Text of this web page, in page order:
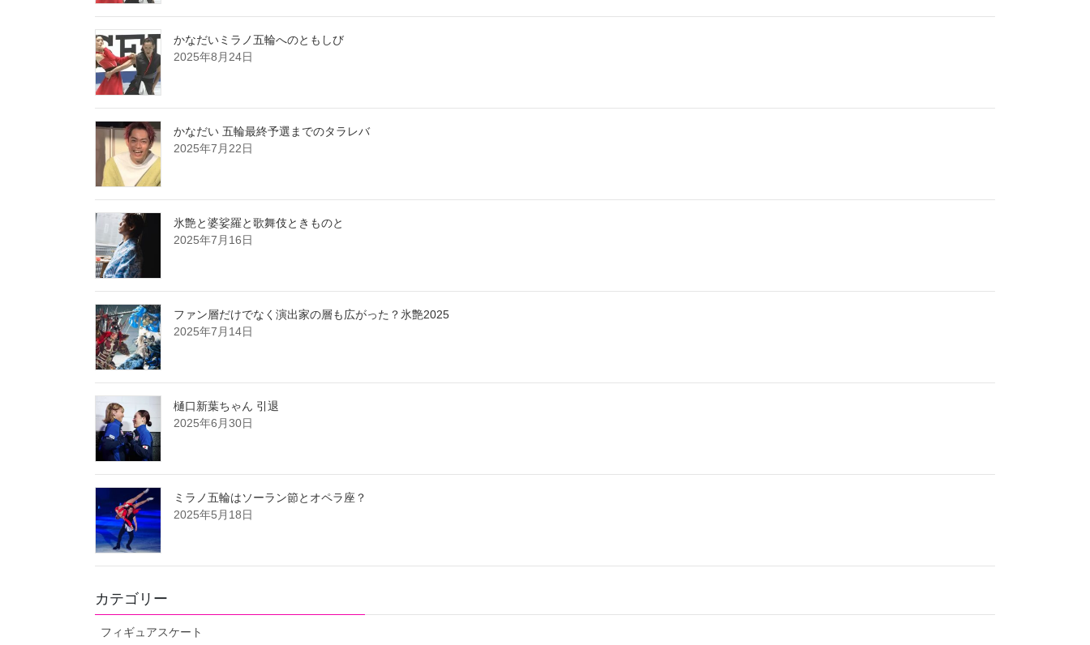
かなだいミラノ五輪へのともしび
2025年8月24日
かなだい 五輪最終予選までのタラレバ
2025年7月22日
氷艶と婆娑羅と歌舞伎ときものと
2025年7月16日
ファン層だけでなく演出家の層も広がった？氷艶2025
2025年7月14日
樋口新葉ちゃん 引退
2025年6月30日
ミラノ五輪はソーラン節とオペラ座？
2025年5月18日
カテゴリー
フィギュアスケート